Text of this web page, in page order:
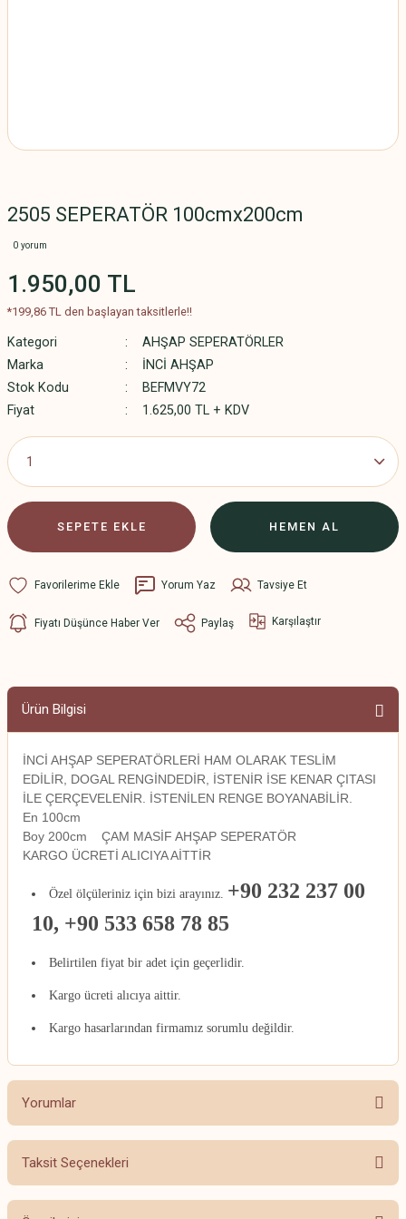
2505 SEPERATÖR 100cmx200cm
0 yorum
1.950,00 TL
*199,86 TL den başlayan taksitlerle!!
Kategori
AHŞAP SEPERATÖRLER
Marka
İNCİ AHŞAP
Stok Kodu
BEFMVY72
Fiyat
1.625,00 TL + KDV
SEPETE EKLE HEMEN AL
Yorum Yaz Tavsiye Et
Fiyatı Düşünce Haber Ver Paylaş Karşılaştır
Ürün Bilgisi
İNCİ AHŞAP SEPERATÖRLERİ HAM OLARAK TESLİM
EDİLİR, DOGAL RENGİNDEDİR, İSTENİR İSE KENAR ÇITASI
İLE ÇERÇEVELENİR. İSTENİLEN RENGE BOYANABİLİR.
En 100cm
Boy 200cm ÇAM MASİF AHŞAP SEPERATÖR
KARGO ÜCRETİ ALICIYA AİTTİR
Özel ölçüleriniz için bizi arayınız. +90 232 237 00
10, +90 533 658 78 85
Belirtilen fiyat bir adet için geçerlidir.
Kargo ücreti alıcıya aittir.
Kargo hasarlarından firmamız sorumlu değildir.
Yorumlar
Bu ürüne ilk yorumu siz yapın!
Taksit Seçenekleri